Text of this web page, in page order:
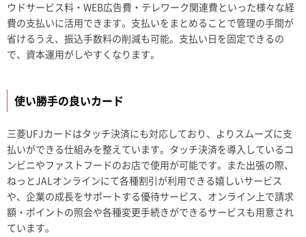
ウドサービス料・WEB広告費・テレワーク関連費といった様々な経
費の支払いに活用できます。支払いをまとめることで管理の手間が
省けるうえ、振込手数料の削減も可能。支払い日を固定できるの
で、資本運用がしやすくなります。
使い勝手の良いカード
三菱UFJカードはタッチ決済にも対応しており、よりスムーズに支
払いができる仕組みを整えています。タッチ決済を導入しているコ
ンビニやファストフードのお店で使用が可能です。また出張の際、
ねっとJALオンラインにて各種割引が利用できる嬉しいサービス
や、企業の成長をサポートする優待サービス、オンライン上で請求
額・ポイントの照会や各種変更手続きができるサービスも用意され
ています。